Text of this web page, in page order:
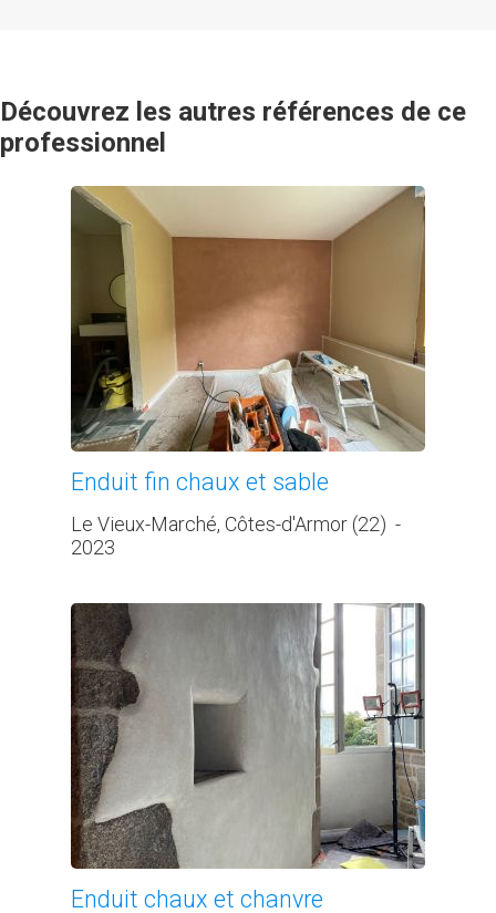
Découvrez les autres références de ce
professionnel
Enduit fin chaux et sable
Le Vieux-Marché, Côtes-d'Armor (22) -
2023
Enduit chaux et chanvre